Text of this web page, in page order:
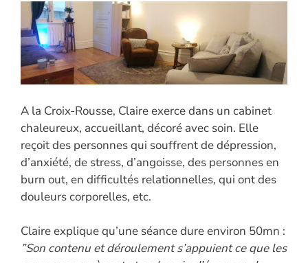
A la Croix-Rousse, Claire exerce dans un cabinet
chaleureux, accueillant, décoré avec soin. Elle
reçoit des personnes qui souffrent de dépression,
d’anxiété, de stress, d’angoisse, des personnes en
burn out, en difficultés relationnelles, qui ont des
douleurs corporelles, etc.
Claire explique qu’une séance dure environ 50mn :
”Son contenu et déroulement s’appuient ce que les